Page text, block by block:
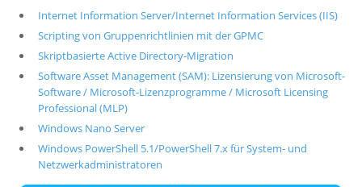
Internet Information Server/Internet Information Services (IIS)
Scripting von Gruppenrichtlinien mit der GPMC
Skriptbasierte Active Directory-Migration
Software Asset Management (SAM): Lizensierung von Microsoft-
Software / Microsoft-Lizenzprogramme / Microsoft Licensing
Professional (MLP)
Windows Nano Server
Windows PowerShell 5.1/PowerShell 7.x für System- und
Netzwerkadministratoren